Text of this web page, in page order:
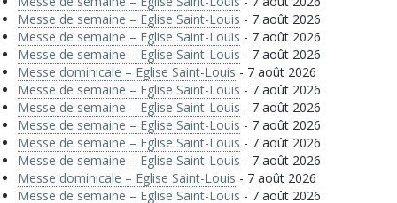
Messe de semaine – Eglise Saint-Louis - 7 août 2026
Messe de semaine – Eglise Saint-Louis - 7 août 2026
Messe de semaine – Eglise Saint-Louis - 7 août 2026
Messe dominicale – Eglise Saint-Louis - 7 août 2026
Messe de semaine – Eglise Saint-Louis - 7 août 2026
Messe de semaine – Eglise Saint-Louis - 7 août 2026
Messe de semaine – Eglise Saint-Louis - 7 août 2026
Messe de semaine – Eglise Saint-Louis - 7 août 2026
Messe de semaine – Eglise Saint-Louis - 7 août 2026
Messe dominicale – Eglise Saint-Louis - 7 août 2026
Messe de semaine – Eglise Saint-Louis - 7 août 2026